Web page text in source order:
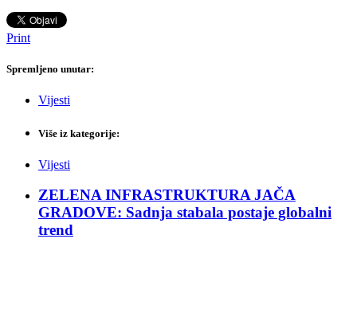
Print
Spremljeno unutar:
Vijesti
Više iz kategorije:
Vijesti
ZELENA INFRASTRUKTURA JAČA
GRADOVE: Sadnja stabala postaje globalni
trend